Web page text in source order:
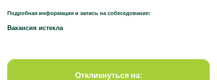
Подробная информация и запись на собеседование:
Вакансия истекла
Откликнуться на: